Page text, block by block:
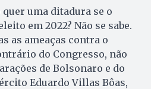
uma ditadura se o
em 2022? Não se sabe.
as ameaças contra o
do Congresso, não
de Bolsonaro e do
Eduardo Villas Bôas,